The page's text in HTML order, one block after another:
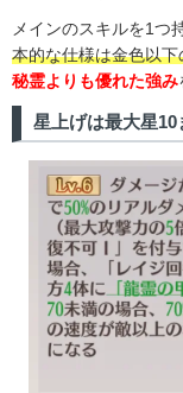
メインのスキルを1つ
本的な仕様は金色以
秘霊よりも優れた強み
星上げは最大星10